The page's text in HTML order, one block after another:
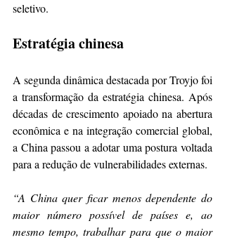
seletivo.
Estratégia chinesa
A segunda dinâmica destacada por Troyjo foi
a transformação da estratégia chinesa. Após
décadas de crescimento apoiado na abertura
econômica e na integração comercial global,
a China passou a adotar uma postura voltada
para a redução de vulnerabilidades externas.
“A China quer ficar menos dependente do
maior número possível de países e, ao
mesmo tempo, trabalhar para que o maior